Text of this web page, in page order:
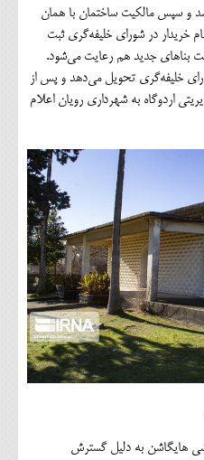
و سپس مالکیت ساختمان با همان
خریدار در شورای خلیفه‌گری ثبت
بناهای جدید هم رعایت می‌شود.
خلیفه‌گری تحویل می‌دهد و پس از
اردوگاه به شهرداری رویان اعلام
هایگاشن به دلیل گسترش